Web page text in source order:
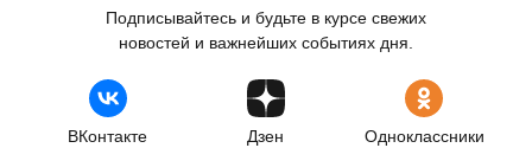
Подписывайтесь и будьте в курсе свежих
новостей и важнейших событиях дня.
ВКонтакте Дзен Одноклассники